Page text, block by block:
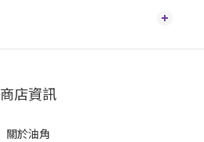
商店資訊
關於油角